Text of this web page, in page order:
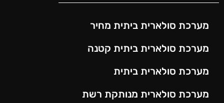
מערכת סולארית ביתית מחיר
מערכת סולארית ביתית קטנה
מערכת סולארית ביתית
מערכת סולארית מנותקת רשת